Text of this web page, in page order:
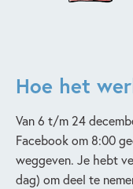
Hoe het
Van 6 t/m 24
Facebook om 8:00
weggeven. Je hebt
dag) om deel te